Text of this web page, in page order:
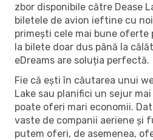
zbor disponibile către Dease
biletele de avion ieftine cu
primești cele mai bune oferte
la bilete doar dus până la
eDreams are soluția perfectă.
Fie că ești în căutarea unui
Lake sau planifici un sejur
poate oferi mari economii.
vaste de companii aeriene și
putem oferi, de asemenea,